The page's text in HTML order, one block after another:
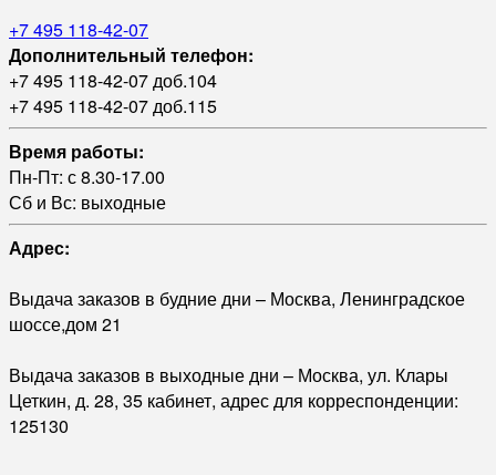
+7 495 118-42-07
Дополнительный телефон:
+7 495 118-42-07 доб.104
+7 495 118-42-07 доб.115
Время работы:
Пн-Пт: с 8.30-17.00
Сб и Вс: выходные
Адрес:
Выдача заказов в будние дни – Москва, Ленинградское
шоссе,дом 21
Выдача заказов в выходные дни – Москва, ул. Клары
Цеткин, д. 28, 35 кабинет, адрес для корреспонденции:
125130